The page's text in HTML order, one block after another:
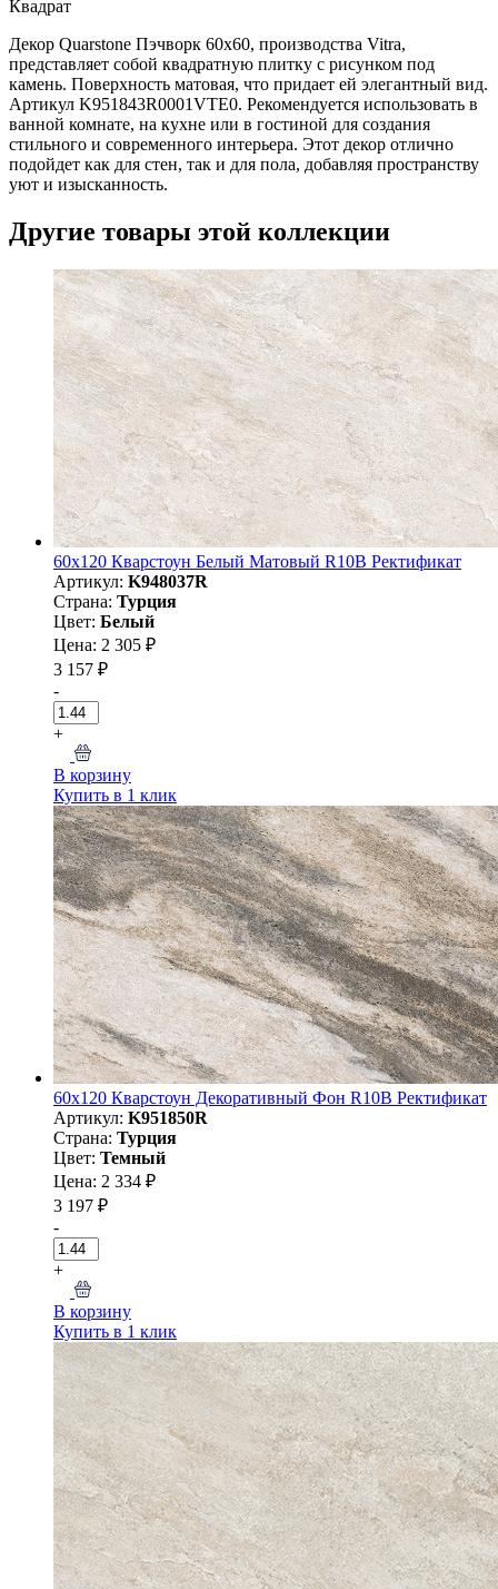
Квадрат
Декор Quarstone Пэчворк 60х60, производства Vitra,
представляет собой квадратную плитку с рисунком под
камень. Поверхность матовая, что придает ей элегантный вид.
Артикул K951843R0001VTE0. Рекомендуется использовать в
ванной комнате, на кухне или в гостиной для создания
стильного и современного интерьера. Этот декор отлично
подойдет как для стен, так и для пола, добавляя пространству
уют и изысканность.
Другие товары этой коллекции
60х120 Кварстоун Белый Матовый R10B Ректификат
Артикул: K948037R
Страна: Турция
Цвет: Белый
Цена: 2 305 ₽
3 157 ₽
-
+
В корзину
Купить в 1 клик
60х120 Кварстоун Декоративный Фон R10B Ректификат
Артикул: K951850R
Страна: Турция
Цвет: Темный
Цена: 2 334 ₽
3 197 ₽
-
+
В корзину
Купить в 1 клик